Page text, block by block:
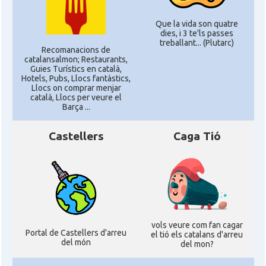
Recomanacions de
catalansalmon; Restaurants,
Guies Turístics en català,
Hotels, Pubs, Llocs fantàstics,
Llocs on comprar menjar
català, Llocs per veure el
Barça ...
Que la vida son quatre
dies, i 3 te'ls passes
treballant... (Plutarc)
Castellers
Portal de Castellers d'arreu
del món
Caga Tió
vols veure com fan cagar
el tió els catalans d'arreu
del mon?